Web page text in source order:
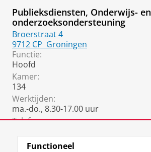
Publieksdiensten, Onderwijs- en
onderzoeksondersteuning
Broerstraat 4
9712 CP Groningen
Functie:
Hoofd
Kamer:
134
Werktijden:
ma.-do., 8.30-17.00 uur
Telefoon:
Functioneel